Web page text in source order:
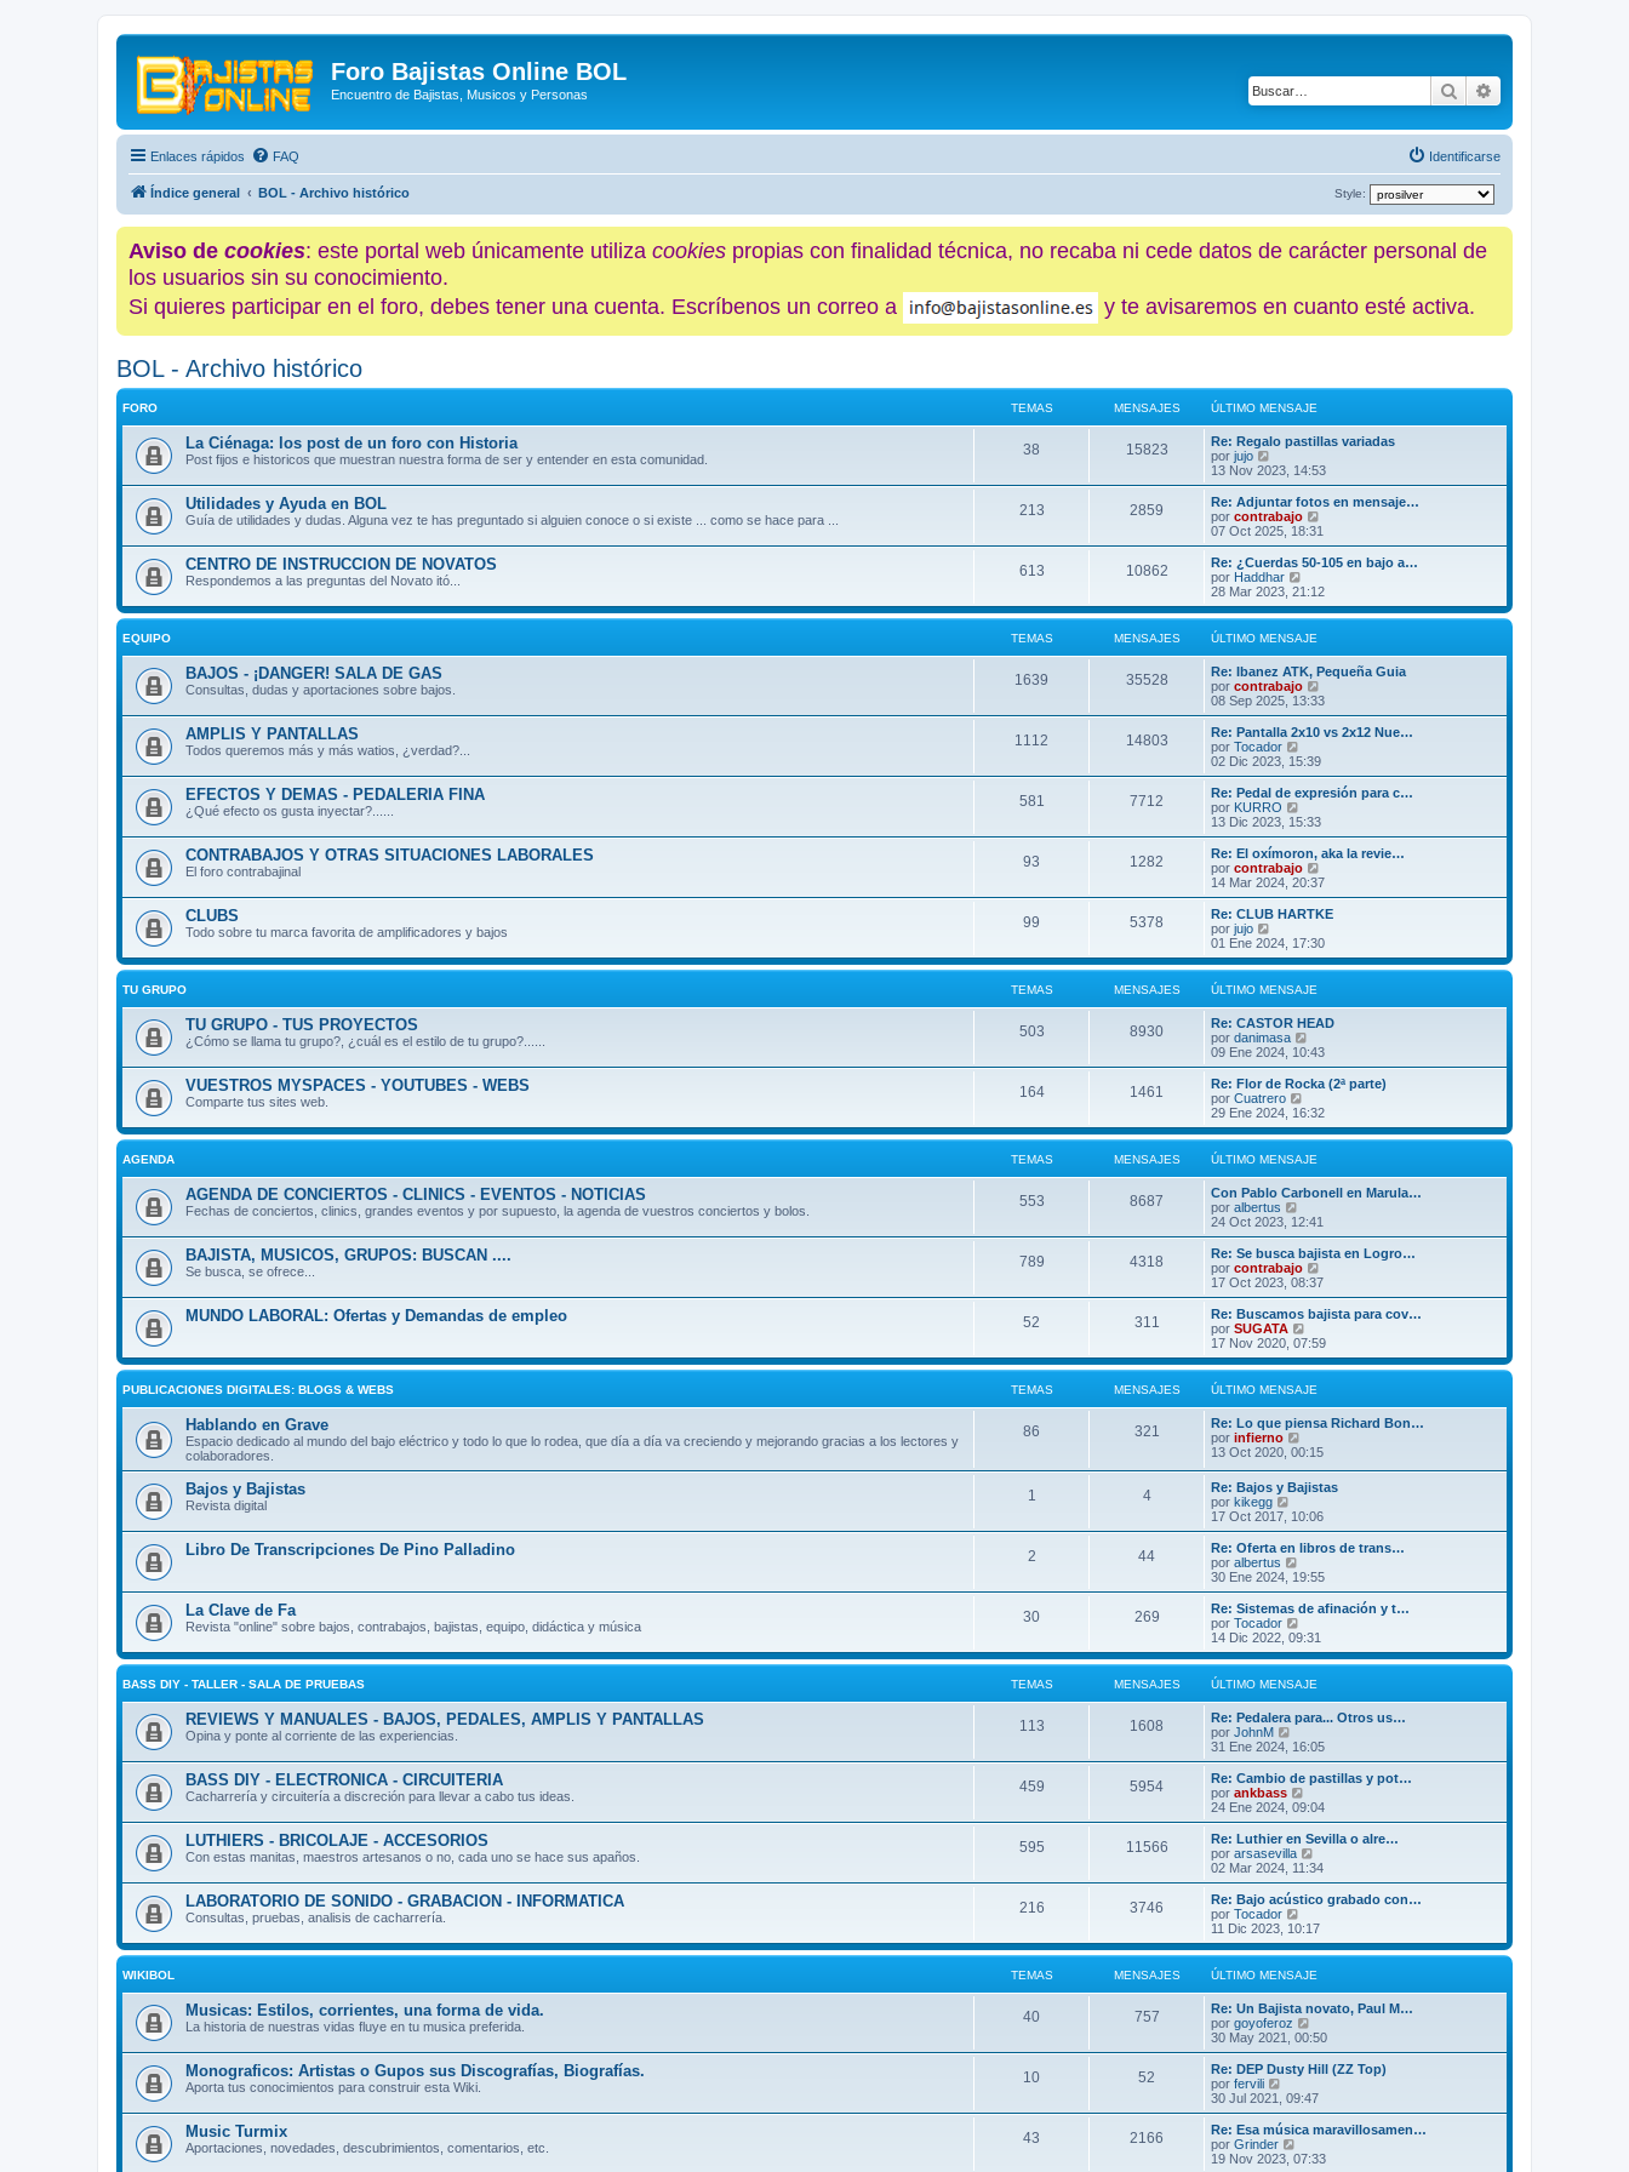
Foro Bajistas Online BOL
Encuentro de Bajistas, Musicos y Personas Buscar
Enlaces rápidos FAQ Identificarse
Índice general BOL - Archivo histórico Style:
Aviso de cookies: este portal web únicamente utiliza cookies propias con finalidad técnica, no recaba ni cede datos de carácter personal de
los usuarios sin su conocimiento.
Si quieres participar en el foro, debes tener una cuenta. Escríbenos un correo a
y te avisaremos en cuanto esté activa.
BOL - Archivo histórico
FORO TEMAS MENSAJES ÚLTIMO MENSAJE
La Ciénaga: los post de un foro con Historia
Post fijos e historicos que muestran nuestra forma de ser y entender en esta comunidad.
38 15823
Re: Regalo pastillas variadas
por jujo
e
r
ú
l
t
m
o
m
e
n
a
j
e
13 Nov 2023, 14:53
Utilidades y Ayuda en BOL
Guía de utilidades y dudas. Alguna vez te has preguntado si alguien conoce o si existe ... como se hace para ...
213 2859
Re: Adjuntar fotos en mensaje…
por contrabajo
e
r
ú
t
m
e
n
a
j
e
07 Oct 2025, 18:31
CENTRO DE INSTRUCCION DE NOVATOS
Respondemos a las preguntas del Novato itó...
613 10862
Re: ¿Cuerdas 50-105 en bajo a…
por Haddhar
e
r
ú
m
o
m
e
n
a
j
e
28 Mar 2023, 21:12
EQUIPO TEMAS MENSAJES ÚLTIMO MENSAJE
BAJOS - ¡DANGER! SALA DE GAS
Consultas, dudas y aportaciones sobre bajos.
1639 35528
Re: Ibanez ATK, Pequeña Guia
por contrabajo
e
r
ú
t
o
m
e
s
j
e
08 Sep 2025, 13:33
AMPLIS Y PANTALLAS
Todos queremos más y más watios, ¿verdad?...
1112 14803
Re: Pantalla 2x10 vs 2x12 Nue…
por Tocador
e
r
ú
t
o
m
e
s
j
e
02 Dic 2023, 15:39
EFECTOS Y DEMAS - PEDALERIA FINA
¿Qué efecto os gusta inyectar?......
581 7712
Re: Pedal de expresión para c…
por KURRO
e
r
ú
l
t
m
o
m
e
n
a
j
e
13 Dic 2023, 15:33
CONTRABAJOS Y OTRAS SITUACIONES LABORALES
El foro contrabajinal
93 1282
Re: El oxímoron, aka la revie…
por contrabajo
e
r
ú
t
m
e
n
a
j
e
14 Mar 2024, 20:37
CLUBS
Todo sobre tu marca favorita de amplificadores y bajos
99 5378
Re: CLUB HARTKE
por jujo
e
r
ú
l
m
o
m
e
n
s
a
j
e
01 Ene 2024, 17:30
TU GRUPO TEMAS MENSAJES ÚLTIMO MENSAJE
TU GRUPO - TUS PROYECTOS
¿Cómo se llama tu grupo?, ¿cuál es el estilo de tu grupo?......
503 8930
Re: CASTOR HEAD
por danimasa
e
r
ú
t
m
o
m
e
n
a
j
e
09 Ene 2024, 10:43
VUESTROS MYSPACES - YOUTUBES - WEBS
Comparte tus sites web.
164 1461
Re: Flor de Rocka (2ª parte)
por Cuatrero
e
r
ú
l
m
m
e
n
s
a
j
e
29 Ene 2024, 16:32
AGENDA TEMAS MENSAJES ÚLTIMO MENSAJE
AGENDA DE CONCIERTOS - CLINICS - EVENTOS - NOTICIAS
Fechas de conciertos, clinics, grandes eventos y por supuesto, la agenda de vuestros conciertos y bolos.
553 8687
Con Pablo Carbonell en Marula…
por albertus
e
r
ú
l
t
m
o
m
e
n
a
j
e
24 Oct 2023, 12:41
BAJISTA, MUSICOS, GRUPOS: BUSCAN ....
Se busca, se ofrece...
789 4318
Re: Se busca bajista en Logro…
por contrabajo
e
r
ú
l
t
m
e
n
a
j
e
17 Oct 2023, 08:37
MUNDO LABORAL: Ofertas y Demandas de empleo 52 311
Re: Buscamos bajista para cov…
por SUGATA
e
r
ú
l
m
m
e
n
a
j
e
17 Nov 2020, 07:59
PUBLICACIONES DIGITALES: BLOGS & WEBS TEMAS MENSAJES ÚLTIMO MENSAJE
Hablando en Grave
Espacio dedicado al mundo del bajo eléctrico y todo lo que lo rodea, que día a día va creciendo y mejorando gracias a los lectores y
colaboradores.
86 321
Re: Lo que piensa Richard Bon…
por infierno
e
ú
l
t
i
m
o
e
n
s
j
e
13 Oct 2020, 00:15
Bajos y Bajistas
Revista digital
1 4
Re: Bajos y Bajistas
por kikegg
e
r
ú
l
t
o
m
e
n
a
j
e
17 Oct 2017, 10:06
Libro De Transcripciones De Pino Palladino 2 44
Re: Oferta en libros de trans…
por albertus
e
r
ú
t
m
o
m
e
n
a
j
e
30 Ene 2024, 19:55
La Clave de Fa
Revista "online" sobre bajos, contrabajos, bajistas, equipo, didáctica y música
30 269
Re: Sistemas de afinación y t…
por Tocador
e
r
ú
l
m
m
e
n
s
a
j
e
14 Dic 2022, 09:31
BASS DIY - TALLER - SALA DE PRUEBAS TEMAS MENSAJES ÚLTIMO MENSAJE
REVIEWS Y MANUALES - BAJOS, PEDALES, AMPLIS Y PANTALLAS
Opina y ponte al corriente de las experiencias.
113 1608
Re: Pedalera para... Otros us…
por JohnM
e
r
ú
l
t
o
m
e
s
a
j
e
31 Ene 2024, 16:05
BASS DIY - ELECTRONICA - CIRCUITERIA
Cacharrería y circuitería a discreción para llevar a cabo tus ideas.
459 5954
Re: Cambio de pastillas y pot…
por ankbass
e
r
ú
l
t
m
o
m
e
n
a
j
e
24 Ene 2024, 09:04
LUTHIERS - BRICOLAJE - ACCESORIOS
Con estas manitas, maestros artesanos o no, cada uno se hace sus apaños.
595 11566
Re: Luthier en Sevilla o alre…
por arsasevilla
e
r
ú
t
m
o
m
e
n
a
j
e
02 Mar 2024, 11:34
LABORATORIO DE SONIDO - GRABACION - INFORMATICA
Consultas, pruebas, analisis de cacharrería.
216 3746
Re: Bajo acústico grabado con…
por Tocador
e
r
ú
l
m
o
m
e
n
a
j
e
11 Dic 2023, 10:17
WIKIBOL TEMAS MENSAJES ÚLTIMO MENSAJE
Musicas: Estilos, corrientes, una forma de vida.
La historia de nuestras vidas fluye en tu musica preferida.
40 757
Re: Un Bajista novato, Paul M…
por goyoferoz
e
r
ú
t
o
m
e
30 May 2021, 00:50
Monograficos: Artistas o Gupos sus Discografías, Biografías.
Aporta tus conocimientos para construir esta Wiki.
10 52
Re: DEP Dusty Hill (ZZ Top)
por fervili
e
r
ú
l
t
30 Jul 2021, 09:47
Music Turmix
Aportaciones, novedades, descubrimientos, comentarios, etc.
43 2166
Re: Esa música maravillosamen…
por Grinder
e
19 Nov 2023, 07:33